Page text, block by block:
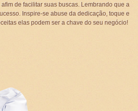
de facilitar suas buscas. Lembrando que a
Inspire-se abuse da dedicação, toque e
elas podem ser a chave do seu negócio!